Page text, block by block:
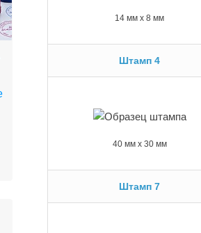
14 мм x 8 мм
Штамп 4
40 мм x 30 мм
Штамп 7